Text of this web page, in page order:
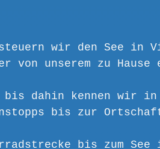
wir den See
von unserem zu
bis dahin kennen wir
bis zur
bis zum